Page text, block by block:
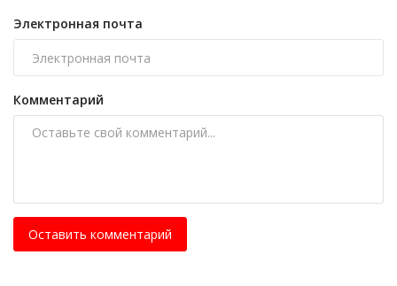
Электронная почта
Комментарий
Оставить комментарий